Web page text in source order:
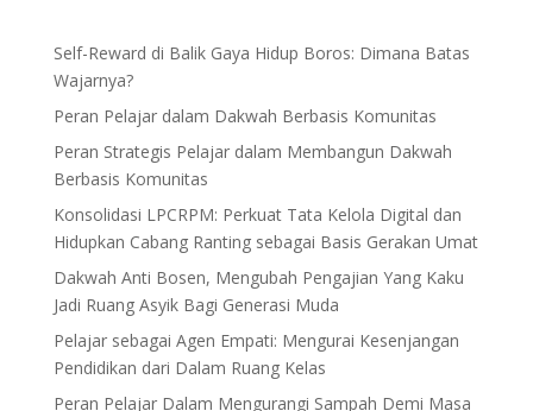
Self-Reward di Balik Gaya Hidup Boros: Dimana Batas
Wajarnya?
Peran Pelajar dalam Dakwah Berbasis Komunitas
Peran Strategis Pelajar dalam Membangun Dakwah
Berbasis Komunitas
Konsolidasi LPCRPM: Perkuat Tata Kelola Digital dan
Hidupkan Cabang Ranting sebagai Basis Gerakan Umat
Dakwah Anti Bosen, Mengubah Pengajian Yang Kaku
Jadi Ruang Asyik Bagi Generasi Muda
Pelajar sebagai Agen Empati: Mengurai Kesenjangan
Pendidikan dari Dalam Ruang Kelas
Peran Pelajar Dalam Mengurangi Sampah Demi Masa